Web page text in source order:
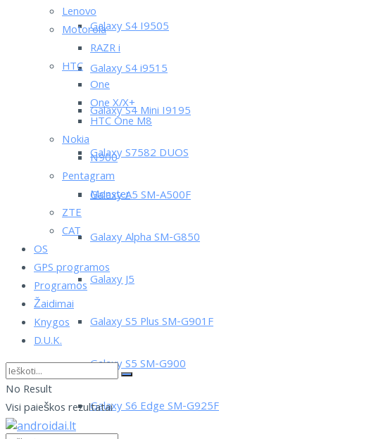
Galaxy S4 I9505
Galaxy S4 i9515
Galaxy S4 Mini I9195
Galaxy S7582 DUOS
Galaxy A5 SM-A500F
Galaxy Alpha SM-G850
Galaxy J5
Galaxy S5 Plus SM-G901F
Galaxy S5 SM-G900
Galaxy S6 Edge SM-G925F
Lenovo
Motorola
RAZR i
HTC
One
One X/X+
HTC One M8
Nokia
N900
Pentagram
Monster
ZTE
CAT
OS
GPS programos
Programos
Žaidimai
Knygos
D.U.K.
No Result
Visi paieškos rezultatai